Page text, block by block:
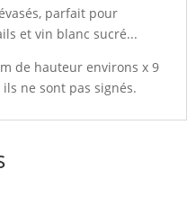
parfait pour
et vin blanc sucré...
de hauteur environs x 9
ne sont pas signés.